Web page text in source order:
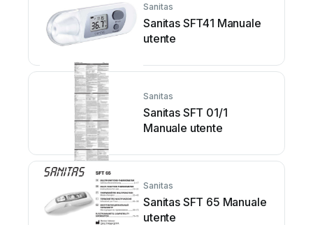
Sanitas
Sanitas SFT41 Manuale
utente
Sanitas
Sanitas SFT 01/1
Manuale utente
Sanitas
Sanitas SFT 65 Manuale
utente